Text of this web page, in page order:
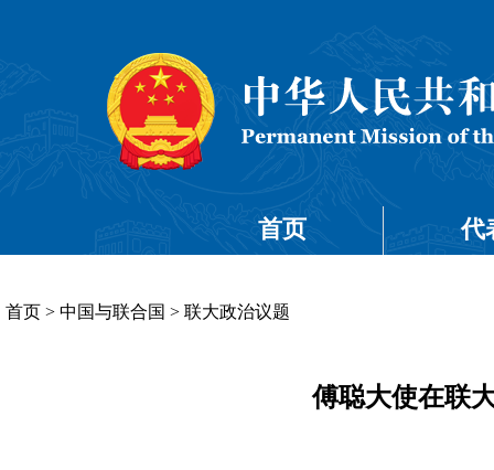
首页 代
首页 > 中国与联合国 > 联大政治议题
傅聪大使在联